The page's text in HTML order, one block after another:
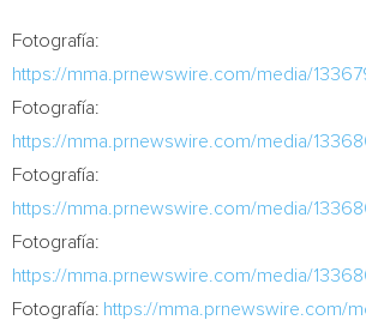
Fotografía:
https://mma.prnewswire.com/media/
Fotografía:
https://mma.prnewswire.com/media/
Fotografía:
https://mma.prnewswire.com/media/
Fotografía:
https://mma.prnewswire.com/media/
Fotografía: https://mma.prnewswire.com/